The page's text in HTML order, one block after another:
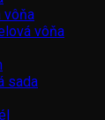
vôňa
vôňa
sada